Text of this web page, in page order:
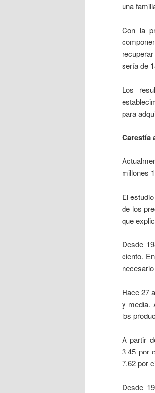
una
Con la
sería de
Los
para
Carestía
millones
El
de los
que
Desde
ciento.
Hace 27
y media.
los
A partir
3.45 por
7.62 por
Desde